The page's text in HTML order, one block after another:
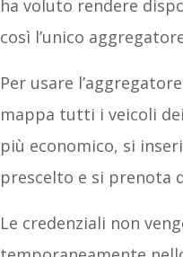
ha voluto rendere
così l’unico
Per usare
mappa tutti i veicoli
più economico, si
prescelto e si prenota
Le credenziali non